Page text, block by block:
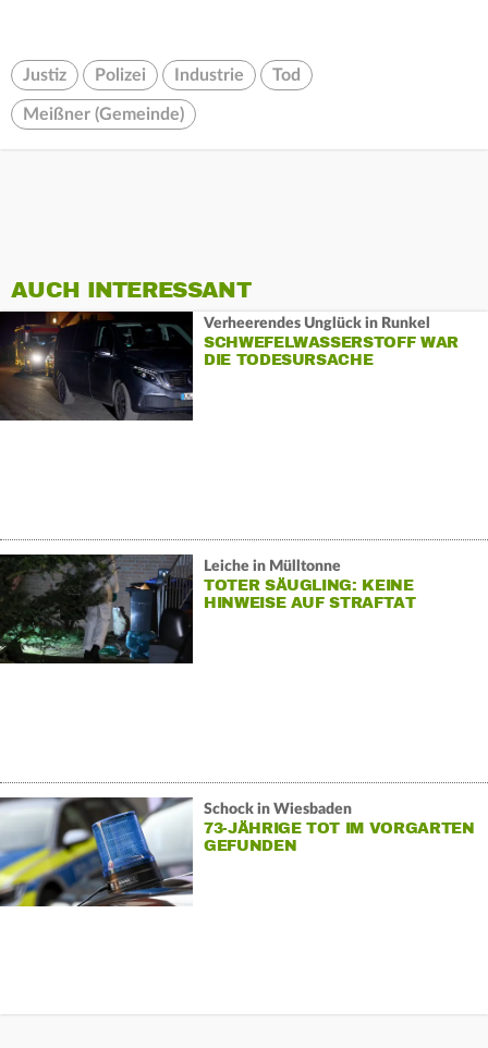
Justiz Polizei Industrie Tod
Meißner (Gemeinde)
AUCH INTERESSANT
Verheerendes Unglück in Runkel
SCHWEFELWASSERSTOFF WAR
DIE TODESURSACHE
Leiche in Mülltonne
TOTER SÄUGLING: KEINE
HINWEISE AUF STRAFTAT
Schock in Wiesbaden
73-JÄHRIGE TOT IM VORGARTEN
GEFUNDEN